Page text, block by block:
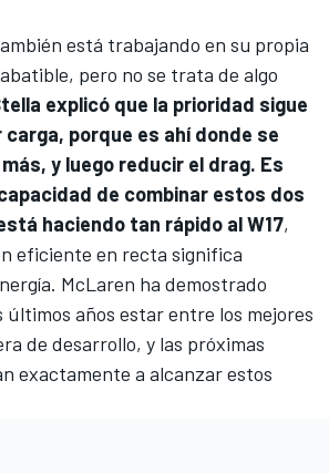
está trabajando en su propia
pero no se trata de algo
explicó que la prioridad sigue
porque es ahí donde se
y luego reducir el drag. Es
de combinar estos dos
haciendo tan rápido al W17,
eficiente en recta significa
McLaren ha demostrado
últimos años estar entre los mejores
de desarrollo, y las próximas
exactamente a alcanzar estos